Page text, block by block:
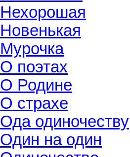
Нехорошая
Новенькая
Мурочка
О поэтах
О Родине
О страхе
Ода одиночеству
Один на один